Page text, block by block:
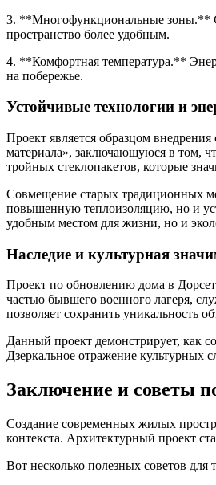
3. **Многофункциональные зоны.**
пространство более удобным.
4. **Комфортная температура.**
на побережье.
Устойчивые технологии и
Проект является образцом
материала», заключающуюся в том,
тройных стеклопакетов, которые
Совмещение старых традиционных
повышенную теплоизоляцию, но и
удобным местом для жизни, но и
Наследие и культурная
Проект по обновлению дома в
частью бывшего военного лагеря,
позволяет сохранить уникальность
Данный проект демонстрирует, как
Дзеркальное отражение культурных
Заключение и советы
Создание современных жилых
контекста. Архитектурный проект
Вот несколько полезных советов для